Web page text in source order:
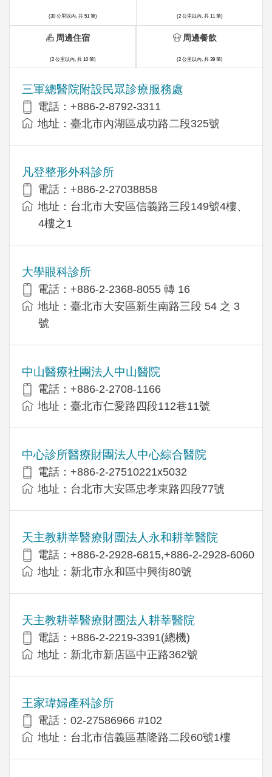
(30 公里以內, 共 51 筆)
三軍總醫院附設民眾診療服務處
電話：+886-2-8792-3311
地址：臺北市內湖區成功路二段325號
凡登整形外科診所
電話：+886-2-27038858
地址：台北市大安區信義路三段149號4樓、
4樓之1
大學眼科診所
電話：+886-2-2368-8055 轉 16
地址：臺北市大安區新生南路三段 54 之 3
號
中山醫療社團法人中山醫院
電話：+886-2-2708-1166
地址：臺北市仁愛路四段112巷11號
中心診所醫療財團法人中心綜合醫院
電話：+886-2-27510221x5032
地址：台北市大安區忠孝東路四段77號
天主教耕莘醫療財團法人永和耕莘醫院
電話：+886-2-2928-6815,+886-2-2928-6060
地址：新北市永和區中興街80號
天主教耕莘醫療財團法人耕莘醫院
電話：+886-2-2219-3391(總機)
地址：新北市新店區中正路362號
王家瑋婦產科診所
電話：02-27586966 #102
地址：台北市信義區基隆路二段60號1樓
(2 公里以內, 共 11 筆)
周邊住宿
(2 公里以內, 共 10 筆)
周邊餐飲
(2 公里以內, 共 39 筆)